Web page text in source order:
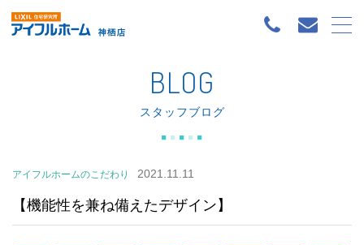
BLOG
スタッフブログ
アイフルホームのこだわり 2021.11.11
【機能性を兼ね備えたデザイン】